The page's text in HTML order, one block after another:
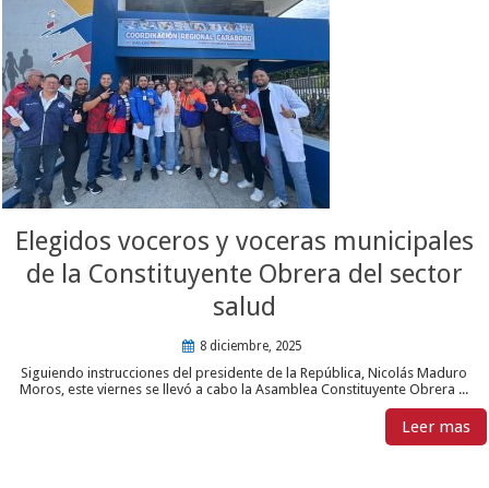
Elegidos voceros y voceras municipales
de la Constituyente Obrera del sector
salud
8 diciembre, 2025
Siguiendo instrucciones del presidente de la República, Nicolás Maduro
Moros, este viernes se llevó a cabo la Asamblea Constituyente Obrera ...
Leer mas